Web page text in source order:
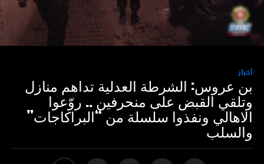
أخبار
بن عروس: الشرطة العدلية تداهم منازل
وتلقي القبض على منحرفين .. روّعوا
الاهالي ونفذوا سلسلة من “البراكاجات”
والسلب